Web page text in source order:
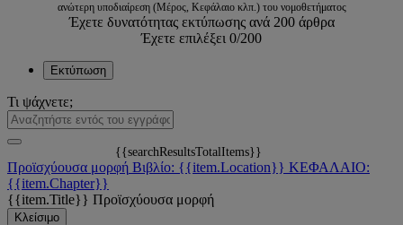
ανώτερη υποδιαίρεση (Μέρος, Κεφάλαιο κλπ.) του νομοθετήματος
Έχετε δυνατότητας εκτύπωσης ανά 200 άρθρα
Έχετε επιλέξει 0/200
Εκτύπωση
Τι ψάχνετε;
{{searchResultsTotalItems}}
Προϊσχύουσα μορφή Βιβλίο: {{item.Location}} ΚΕΦΑΛΑΙΟ:
{{item.Chapter}}
{{item.Title}} Προϊσχύουσα μορφή
Κλείσιμο